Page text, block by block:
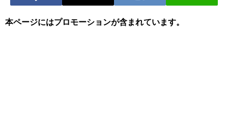
本ページにはプロモーションが含まれています。